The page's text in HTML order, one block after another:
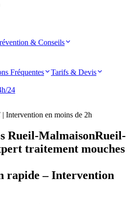
& Conseils
Fréquentes
Tarifs & Devis
24
Intervention en moins de 2h
Rueil-MalmaisonRueil-
traitement mouches
rapide – Intervention